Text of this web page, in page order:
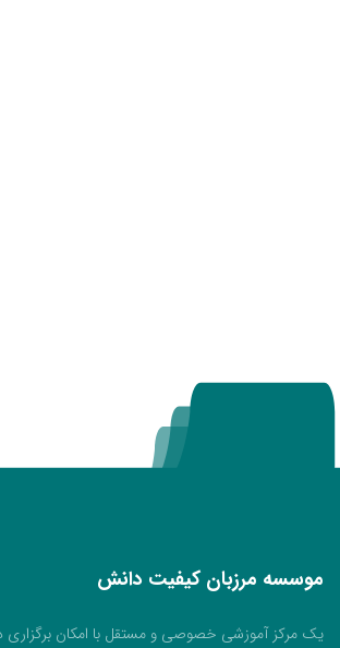
موسسه مرزبان کیفیت دانش
یک مرکز آموزشی خصوصی و مستقل با امکان برگزاری